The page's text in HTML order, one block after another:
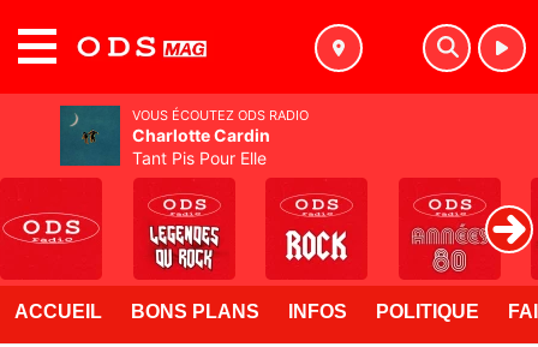
ACCUEIL BONS PLANS INFOS POLITIQUE
VOUS ÉCOUTEZ ODS RADIO
Charlotte Cardin
Tant Pis Pour Elle